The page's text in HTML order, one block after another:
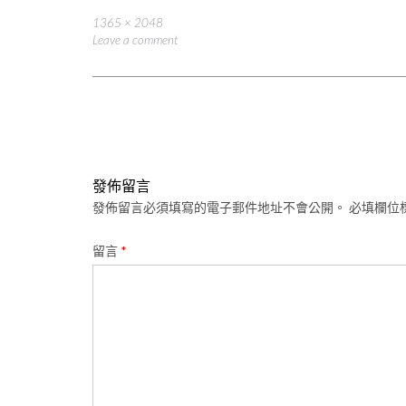
Full
size
1365 × 2048
Leave a comment
發佈留言
發佈留言必須填寫的電子郵件地址不會公開。 必填欄位
留言 *